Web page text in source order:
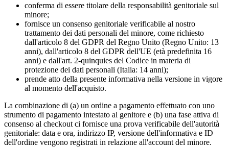
conferma di essere titolare della responsabilità genitoriale sul
minore;
fornisce un consenso genitoriale verificabile al nostro
trattamento dei dati personali del minore, come richiesto
dall'articolo 8 del GDPR del Regno Unito (Regno Unito: 13
anni), dall'articolo 8 del GDPR dell'UE (età predefinita 16
anni) e dall'art. 2-quinquies del Codice in materia di
protezione dei dati personali (Italia: 14 anni);
prende atto della presente informativa nella versione in vigore
al momento dell'acquisto.
La combinazione di (a) un ordine a pagamento effettuato con uno
strumento di pagamento intestato al genitore e (b) una fase attiva di
consenso al checkout ci fornisce una prova verificabile dell'autorità
genitoriale: data e ora, indirizzo IP, versione dell'informativa e ID
dell'ordine vengono registrati in relazione all'account del minore.